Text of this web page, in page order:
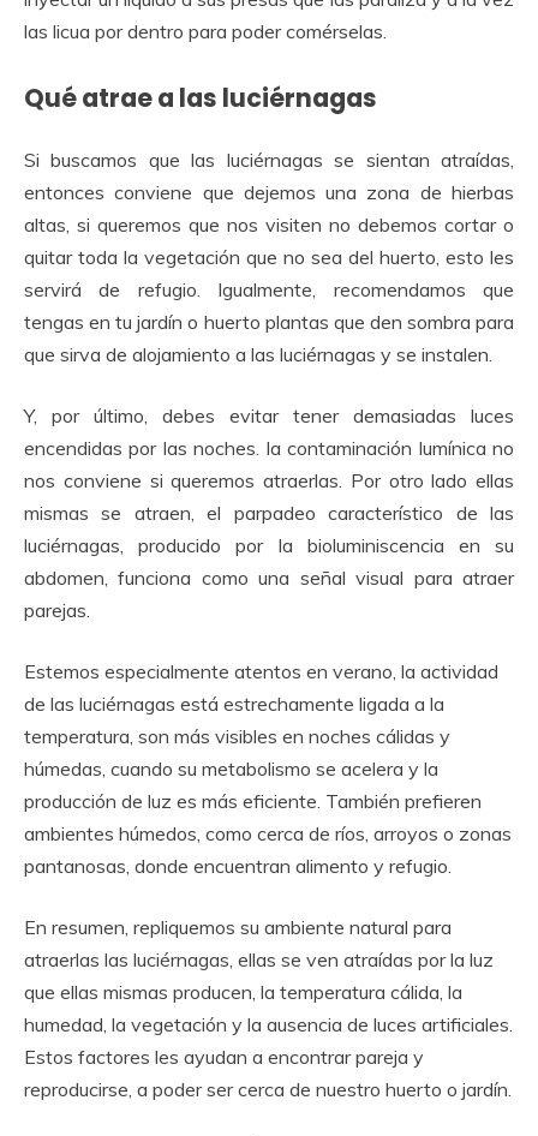
las licua por dentro para poder comérselas.
Qué atrae a las luciérnagas
Si buscamos que las luciérnagas se sientan atraídas,
entonces conviene que dejemos una zona de hierbas
altas, si queremos que nos visiten no debemos cortar o
quitar toda la vegetación que no sea del huerto, esto les
servirá de refugio. Igualmente, recomendamos que
tengas en tu jardín o huerto plantas que den sombra para
que sirva de alojamiento a las luciérnagas y se instalen.
Y, por último, debes evitar tener demasiadas luces
encendidas por las noches. la contaminación lumínica no
nos conviene si queremos atraerlas. Por otro lado ellas
mismas se atraen, el parpadeo característico de las
luciérnagas, producido por la bioluminiscencia en su
abdomen, funciona como una señal visual para atraer
parejas.
Estemos especialmente atentos en verano, la actividad
de las luciérnagas está estrechamente ligada a la
temperatura, son más visibles en noches cálidas y
húmedas, cuando su metabolismo se acelera y la
producción de luz es más eficiente. También prefieren
ambientes húmedos, como cerca de ríos, arroyos o zonas
pantanosas, donde encuentran alimento y refugio.
En resumen, repliquemos su ambiente natural para
atraerlas las luciérnagas, ellas se ven atraídas por la luz
que ellas mismas producen, la temperatura cálida, la
humedad, la vegetación y la ausencia de luces artificiales.
Estos factores les ayudan a encontrar pareja y
reproducirse, a poder ser cerca de nuestro huerto o jardín.